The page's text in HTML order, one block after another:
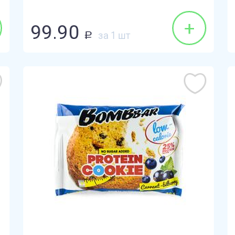
99.90 Р за 1 шт +